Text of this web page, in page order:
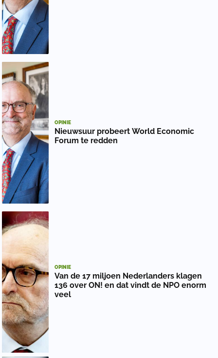
OPINIE
Nieuwsuur probeert World Economic
Forum te redden
OPINIE
Van de 17 miljoen Nederlanders klagen
136 over ON! en dat vindt de NPO enorm
veel